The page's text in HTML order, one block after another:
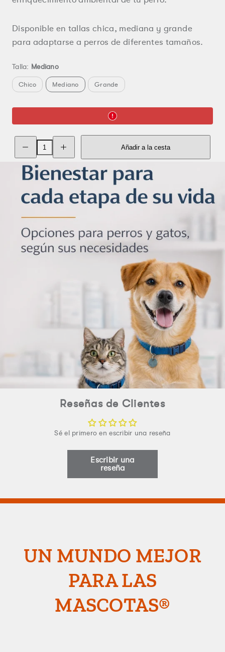
Disponible en tallas chica, mediana y grande
para adaptarse a perros de diferentes tamaños.
Talla: Mediano
Chico Mediano Grande
Reducir
la
cantidad
de
Juguete
de
para
Perro
Bastón
de
Macramé
la
cantidad
Juguete
de
para
Perro
Bastón
de
Macramé
Añadir a la cesta
Reseñas de Clientes
Sé el primero en escribir una reseña
Escribir una
reseña
Cerrar
UN MUNDO MEJOR
PARA LAS
MASCOTAS®